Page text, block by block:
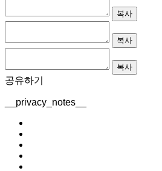
복사
복사
복사
공유하기
__privacy_notes__